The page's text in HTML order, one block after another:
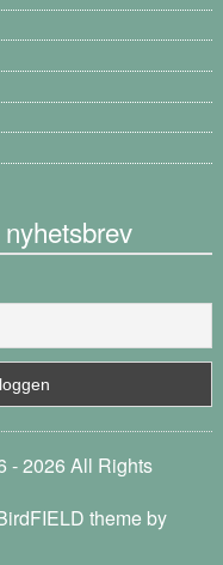
- 2026 All Rights
theme by